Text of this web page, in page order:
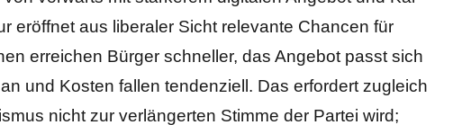
eröffnet aus liberaler Sicht relevante Chancen für
erreichen Bürger schneller, das Angebot passt sich
und Kosten fallen tendenziell. Das erfordert zugleich
nicht zur verlängerten Stimme der Partei wird;